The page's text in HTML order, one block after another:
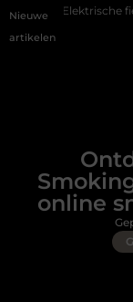
Nieuwe
artikelen
fiets verzekeren:
online